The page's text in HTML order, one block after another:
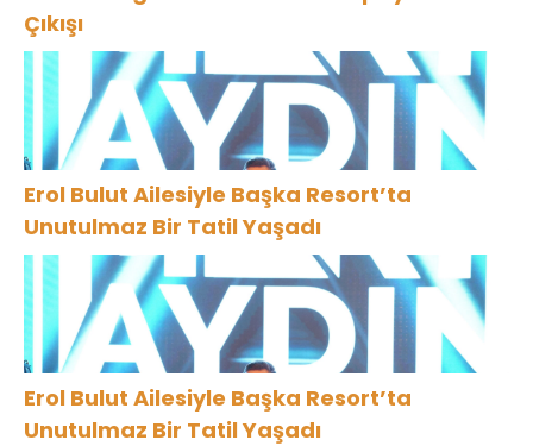
Çıkışı
Erol Bulut Ailesiyle Başka Resort’ta
Unutulmaz Bir Tatil Yaşadı
Erol Bulut Ailesiyle Başka Resort’ta
Unutulmaz Bir Tatil Yaşadı